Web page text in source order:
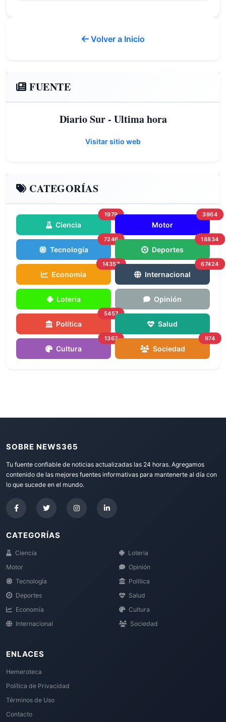
Volver a Inicio
FUENTE
Diario Sur - Ultima hora
Visitar sitio web
CATEGORÍAS
Ciencia
1979
Motor
3964
Tecnología
7246
Deportes
18834
Economía
14357
Internacional
67424
Loteria Opinión
Política
5457
Salud
Cultura
1367
Sociedad
974
SOBRE NEWS365
Tu fuente confiable de noticias actualizadas las 24 horas. Agregamos
contenido de las mejores fuentes informativas para mantenerte al día con
lo que sucede en el mundo.
CATEGORÍAS
Ciencia
Motor
Tecnología
Deportes
Economía
Internacional
Loteria
Opinión
Política
Salud
Cultura
Sociedad
ENLACES
Hemeroteca
Política de Privacidad
Términos de Uso
Contacto